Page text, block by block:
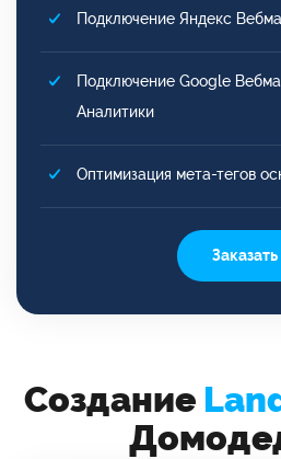
Подключение Яндекс
Подключение Google
Аналитики
Оптимизация мета-тегов
Заказать
Создание